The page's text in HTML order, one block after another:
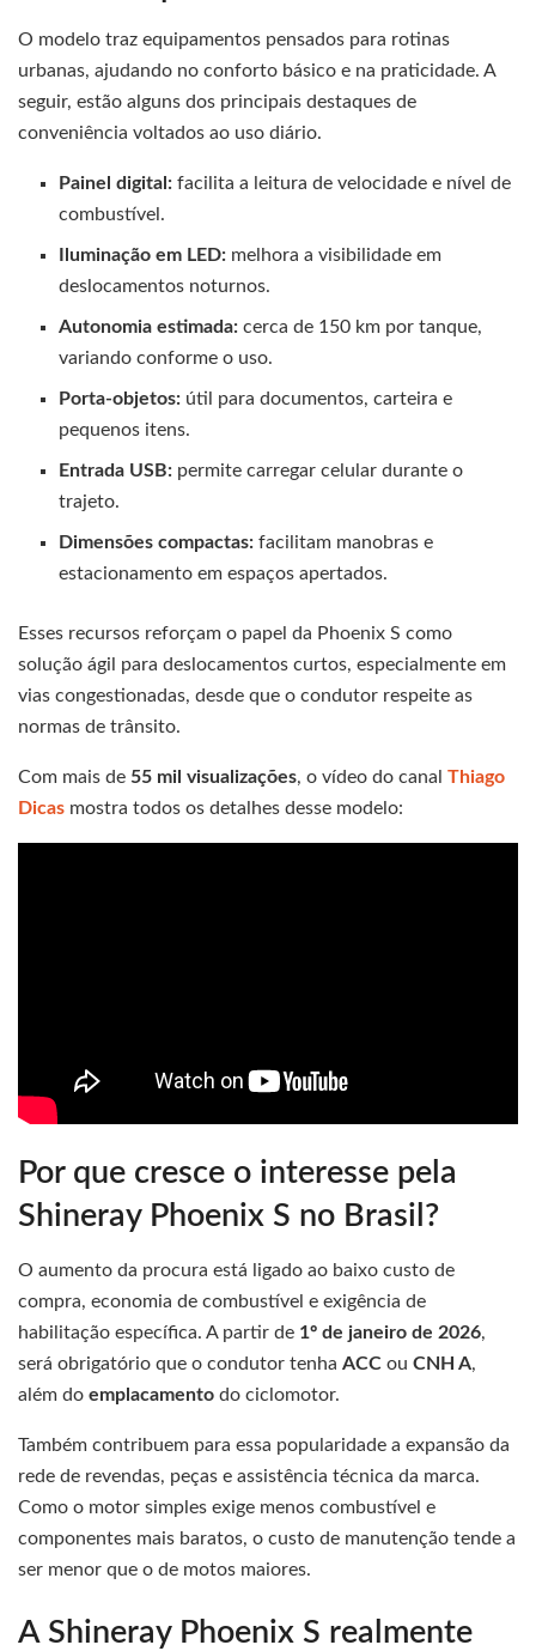
O modelo traz equipamentos pensados para rotinas
urbanas, ajudando no conforto básico e na praticidade. A
seguir, estão alguns dos principais destaques de
conveniência voltados ao uso diário.
Painel digital: facilita a leitura de velocidade e nível de
combustível.
Iluminação em LED: melhora a visibilidade em
deslocamentos noturnos.
Autonomia estimada: cerca de 150 km por tanque,
variando conforme o uso.
Porta-objetos: útil para documentos, carteira e
pequenos itens.
Entrada USB: permite carregar celular durante o
trajeto.
Dimensões compactas: facilitam manobras e
estacionamento em espaços apertados.
Esses recursos reforçam o papel da Phoenix S como
solução ágil para deslocamentos curtos, especialmente em
vias congestionadas, desde que o condutor respeite as
normas de trânsito.
Com mais de 55 mil visualizações, o vídeo do canal Thiago
Dicas mostra todos os detalhes desse modelo:
Por que cresce o interesse pela
Shineray Phoenix S no Brasil?
O aumento da procura está ligado ao baixo custo de
compra, economia de combustível e exigência de
habilitação específica. A partir de 1º de janeiro de 2026,
será obrigatório que o condutor tenha ACC ou CNH A,
além do emplacamento do ciclomotor.
Também contribuem para essa popularidade a expansão da
rede de revendas, peças e assistência técnica da marca.
Como o motor simples exige menos combustível e
componentes mais baratos, o custo de manutenção tende a
ser menor que o de motos maiores.
A Shineray Phoenix S realmente